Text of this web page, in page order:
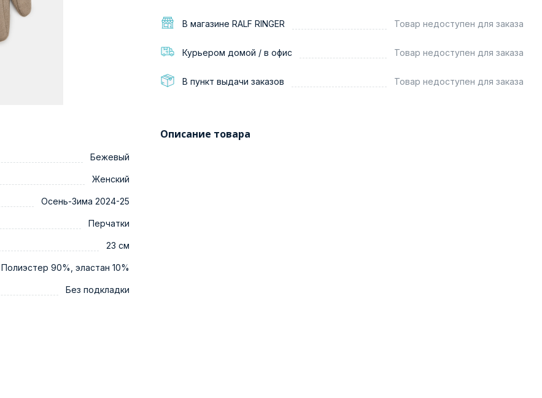
В магазине RALF RINGER Товар недоступен для заказа
Курьером домой / в офис Товар недоступен для заказа
В пункт выдачи заказов Товар недоступен для заказа
Бежевый
Женский
Осень-Зима 2024-25
Перчатки
23 см
Полиэстер 90%, эластан 10%
Без подкладки
Описание товара